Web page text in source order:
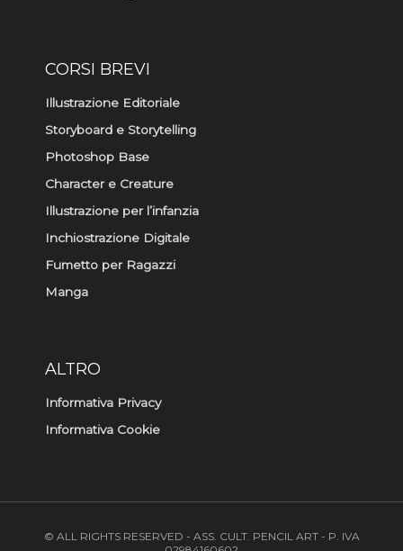
CORSI BREVI
Illustrazione Editoriale
Storyboard e Storytelling
Photoshop Base
Character e Creature
Illustrazione per l’infanzia
Inchiostrazione Digitale
Fumetto per Ragazzi
Manga
ALTRO
Informativa Privacy
Informativa Cookie
© ALL RIGHTS RESERVED - ASS. CULT. PENCIL ART - P. IVA